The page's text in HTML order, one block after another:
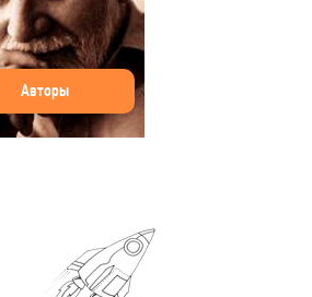
Авторы